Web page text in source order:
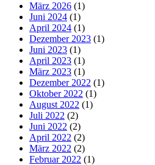
März 2026 (1)
Juni 2024 (1)
April 2024 (1)
Dezember 2023 (1)
Juni 2023 (1)
April 2023 (1)
März 2023 (1)
Dezember 2022 (1)
Oktober 2022 (1)
August 2022 (1)
Juli 2022 (2)
Juni 2022 (2)
April 2022 (2)
März 2022 (2)
Februar 2022 (1)